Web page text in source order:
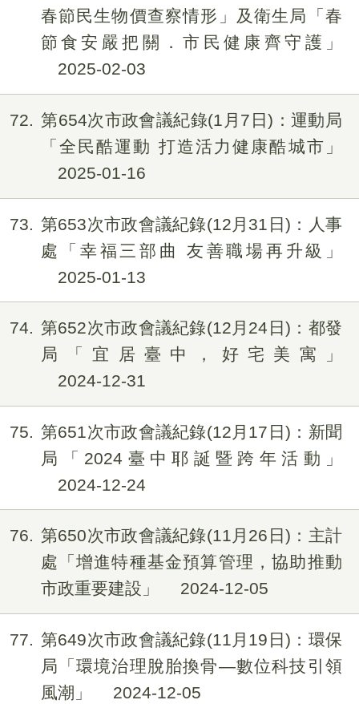
春節民生物價查察情形」及衛生局「春
節食安嚴把關．市民健康齊守護」
2025-02-03
72
第654次市政會議紀錄(1月7日)：運動局
「全民酷運動 打造活力健康酷城市」
2025-01-16
73
第653次市政會議紀錄(12月31日)：人事
處「幸福三部曲 友善職場再升級」
2025-01-13
74
第652次市政會議紀錄(12月24日)：都發
局「宜居臺中，好宅美寓」
2024-12-31
75
第651次市政會議紀錄(12月17日)：新聞
局「2024臺中耶誕暨跨年活動」
2024-12-24
76
第650次市政會議紀錄(11月26日)：主計
處「增進特種基金預算管理，協助推動
市政重要建設」
2024-12-05
77
第649次市政會議紀錄(11月19日)：環保
局「環境治理脫胎換骨—數位科技引領
風潮」
2024-12-05